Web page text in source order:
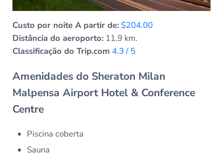
Custo por noite A partir de: $204.00
Distância do aeroporto:11,9 km.
Classificação do Trip.com 4.3 / 5
Amenidades do Sheraton Milan
Malpensa Airport Hotel & Conference
Centre
Piscina coberta
Sauna